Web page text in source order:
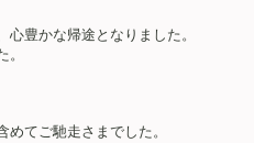
豊かな帰途となりました。
てご馳走さまでした。